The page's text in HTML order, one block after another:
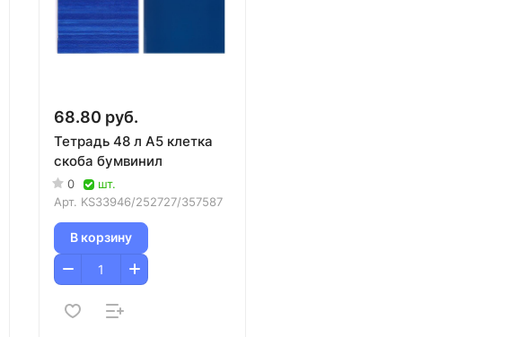
68.80 руб.
Тетрадь 48 л А5 клетка
скоба бумвинил
0
шт.
Арт. KS33946/252727/357587
В корзину